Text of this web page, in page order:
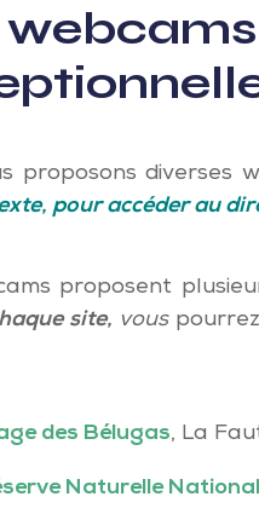
proposons diverses
pour accéder au
proposent
site, vouspourrez
des Bélugas, La
Naturelle